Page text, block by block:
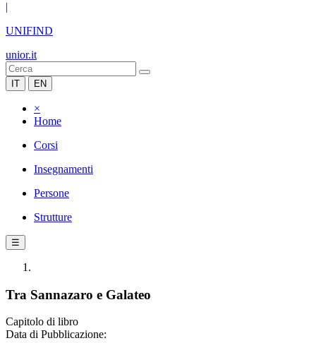
|
UNIFIND
unior.it
IT EN
×
Home
Corsi
Insegnamenti
Persone
Strutture
☰
Tra Sannazaro e Galateo
Capitolo di libro
Data di Pubblicazione: